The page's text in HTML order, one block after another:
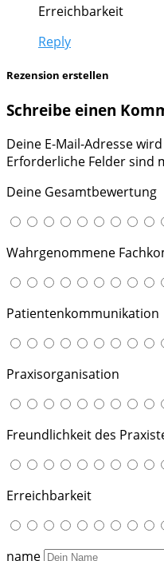
Erreichbarkeit
Reply
Rezension erstellen
Schreibe einen
Deine E-Mail-Adresse
Erforderliche Felder sind
Deine Gesamtbewertung
Wahrgenommene
Patientenkommunikation
Praxisorganisation
Freundlichkeit des
Erreichbarkeit
name